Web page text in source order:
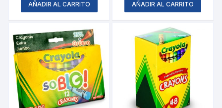
AÑADIR AL CARRITO AÑADIR AL CARRITO